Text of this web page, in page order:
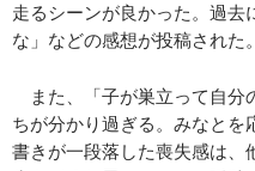
走るシーンが良かった。過去
な」などの感想が投稿された。
また、「子が巣立って自分
ちが分かり過ぎる。みなとを
書きが一段落した喪失感は、